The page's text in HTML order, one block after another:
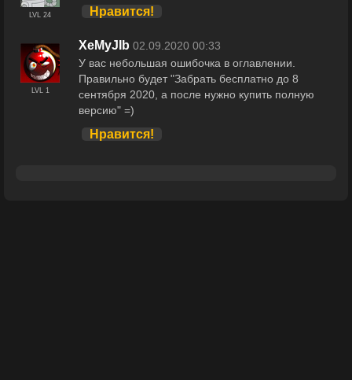
LVL 24 Нравится!
LVL 1
XeMyJIb 02.09.2020 00:33
У вас небольшая ошибочка в оглавлении.
Правильно будет "Забрать бесплатно до 8
сентября 2020, а после нужно купить полную
версию" =)
Нравится!